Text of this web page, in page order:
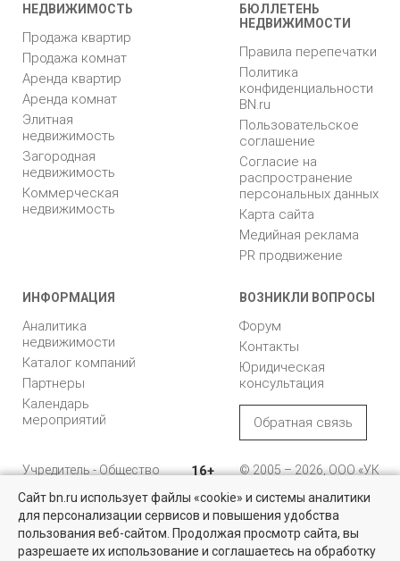
НЕДВИЖИМОСТЬ
Продажа квартир
Продажа комнат
Аренда квартир
Аренда комнат
Элитная
недвижимость
Загородная
недвижимость
Коммерческая
недвижимость
БЮЛЛЕТЕНЬ
НЕДВИЖИМОСТИ
Правила перепечатки
Политика
конфиденциальности
BN.ru
Пользовательское
соглашение
Согласие на
распространение
персональных данных
Карта сайта
Медийная реклама
PR продвижение
ИНФОРМАЦИЯ
Аналитика
недвижимости
Каталог компаний
Партнеры
Календарь
мероприятий
ВОЗНИКЛИ ВОПРОСЫ
Форум
Контакты
Юридическая
консультация
Обратная связь
Учредитель - Общество
ответственностью
"Управляющая
компания "Бюллетень
недвижимости"
16+
© 2005 – 2026, ООО «УК
196105, Санкт-
Петербург, пр. Юрия
Гагарина, 1
Сайт bn.ru использует файлы «cookie» и системы аналитики
для персонализации сервисов и повышения удобства
пользования веб-сайтом. Продолжая просмотр сайта, вы
разрешаете их использование и соглашаетесь на обработку